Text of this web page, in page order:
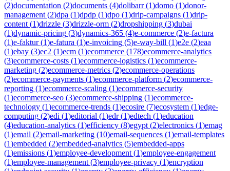
(2)documentation (2)documents (4)dolibarr(1)domo (1)donor-
management (2)dpa (1)dpdp (1)dpo (1)drip-campaigns (1)drip-
content (1)drizzle (3)drizzle-orm (2)dropshipping (3)dubai
(1)dynamic-pricing (3)dynamics-365 (4)e-commerce (2)e-factura
(1)e-faktur(1)e-fatura (1)e-invoicing (5)e-way-bill (1)e2e (2)eaa
(1)ebay (3)ec2 (1)ecm (1)ecommerce (178)ecommerce-analytics
(3)ecommerce-costs (1)ecommerce-logistics (1)ecommerce-
marketing (2)ecommerce-metrics (2)ecommerce-operations
(2)ecommerce-payments (1)ecommerce-platform (2)ecommerce-
reporting (1)ecommerce-scaling (1)ecommerce-security
(1)ecommerce-seo (3)ecommerce-shipping (1)ecommerce-
technology (1)ecommerce-trends (1)ecosire (7)ecosystem (1)edge-
computing (2)edi (1)editorial (1)edr(1)edtech (1)education
(4)education-analytics (1)efficiency (8)egypt (2)electronics (1)emag
(1)email (2)email-marketing (10)email-sequences (1)email-templates
(1)embedded (2)embedded-analytics (5)embedded-apps
(1)emissions (1)employee-development (1)employee-engagement
(1)employee-management (3)employee-privacy (1)encryption